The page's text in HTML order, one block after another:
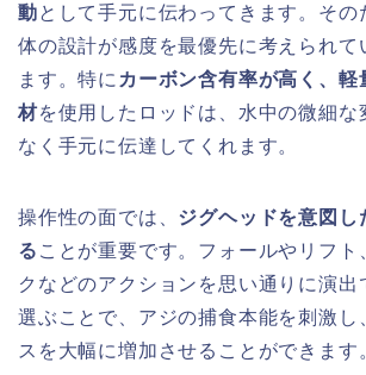
動として手元に伝わってきます。その
体の設計が感度を最優先に考えられて
ます。特に カーボン含有率が高く、軽
材を使用したロッドは、水中の微細な
なく手元に伝達してくれます。
操作性の面では、 ジグヘッドを意図し
る ことが重要です。フォールやリフト
クなどのアクションを思い通りに演出
選ぶことで、アジの捕食本能を刺激し
スを大幅に増加させることができます